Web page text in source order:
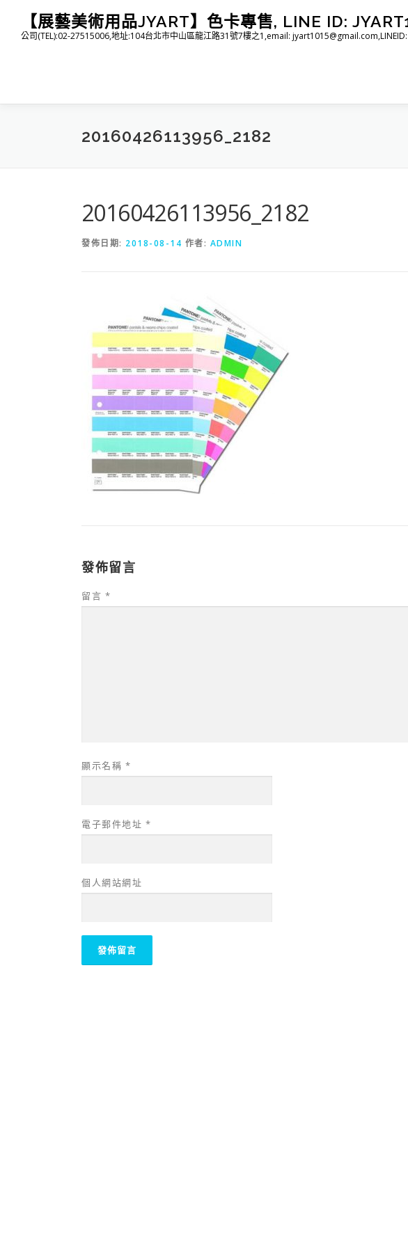
【展藝美術用品JYART】色卡專售, LINE ID:
公司(TEL):02-27515006,地址:104台北市中山區龍江路31號7樓之1,email:
20160426113956_2182
20160426113956_2182
發佈日期: 2018-08-14 作者: ADMIN
發佈留言
留言 *
顯示名稱 *
電子郵件地址 *
個人網站網址